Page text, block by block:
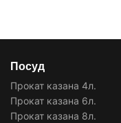
Посуд
Прокат казана 4л.
Прокат казана 6л.
Прокат казана 8л.